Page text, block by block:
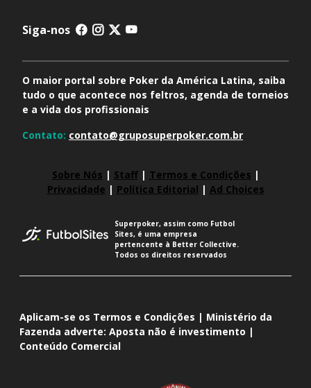
Siga-nos
O maior portal sobre Poker da América Latina, saiba
tudo o que acontece nos feltros, agenda de torneios
e a vida dos profissionais
Contato: contato@gruposuperpoker.com.br
Sobre Nós | Staff| Termos e Condições |
Privacidade | Política Editorial | Ad Choices
Superpoker, assim como Futbol
Sites, é uma empresa
pertencente à Better Collective.
Todos os direitos reservados
Aplicam-se os Termos e Condições | Ministério da
Fazenda adverte: Aposta não é investimento |
Conteúdo Comercial